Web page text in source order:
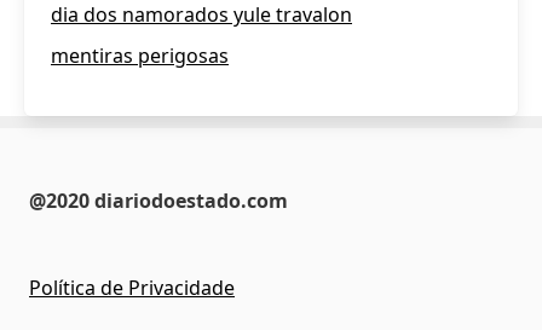
dia dos namorados yule travalon
mentiras perigosas
@2020 diariodoestado.com
Política de Privacidade